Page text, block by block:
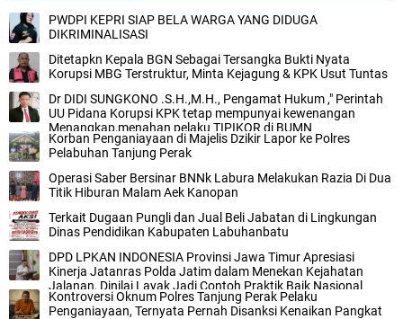
PWDPI KEPRI SIAP BELA WARGA YANG DIDUGA
DIKRIMINALISASI
Ditetapkn Kepala BGN Sebagai Tersangka Bukti Nyata
Korupsi MBG Terstruktur, Minta Kejagung & KPK Usut Tuntas
Dr DIDI SUNGKONO .S.H.,M.H., Pengamat Hukum ," Perintah
UU Pidana Korupsi KPK tetap mempunyai kewenangan
Menangkap,menahan pelaku TIPIKOR di BUMN
Korban Penganiayaan di Majelis Dzikir Lapor ke Polres
Pelabuhan Tanjung Perak
Operasi Saber Bersinar BNNk Labura Melakukan Razia Di Dua
Titik Hiburan Malam Aek Kanopan
Terkait Dugaan Pungli dan Jual Beli Jabatan di Lingkungan
Dinas Pendidikan Kabupaten Labuhanbatu
DPD LPKAN INDONESIA Provinsi Jawa Timur Apresiasi
Kinerja Jatanras Polda Jatim dalam Menekan Kejahatan
Jalanan, Dinilai Layak Jadi Contoh Praktik Baik Nasional
Kontroversi Oknum Polres Tanjung Perak Pelaku
Penganiayaan, Ternyata Pernah Disanksi Kenaikan Pangkat